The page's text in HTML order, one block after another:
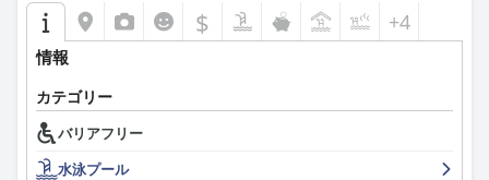
$ +4
情報
カテゴリー
バリアフリー
水泳プール